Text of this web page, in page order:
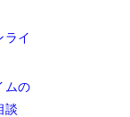
ライ
ムの
談